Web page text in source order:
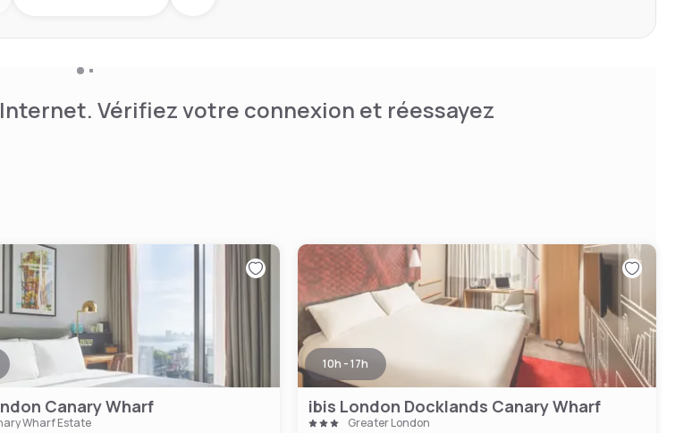
Vérifiez votre connexion et réessayez
Canary Wharf
Wharf Estate
10h - 17h
ibis London Docklands Canary Wharf
Greater London